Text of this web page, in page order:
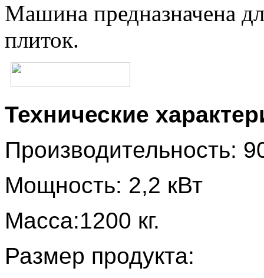
Машина предназначена
плиток.
Технические
Производительность:
Мощность: 2,2 кВт
Масса:1200 кг.
Размер продукта: